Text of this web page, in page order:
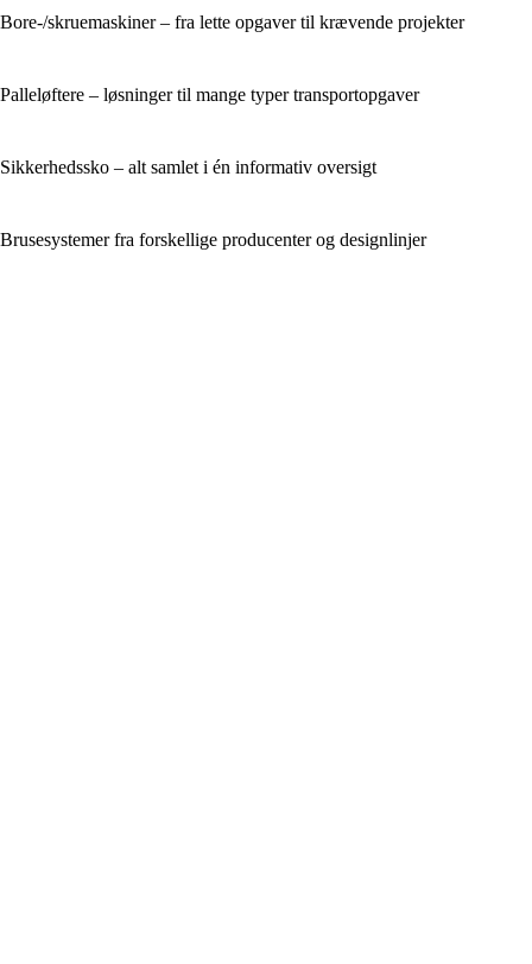
Bore-/skruemaskiner – fra lette opgaver til krævende projekter
Palleløftere – løsninger til mange typer transportopgaver
Sikkerhedssko – alt samlet i én informativ oversigt
Brusesystemer fra forskellige producenter og designlinjer